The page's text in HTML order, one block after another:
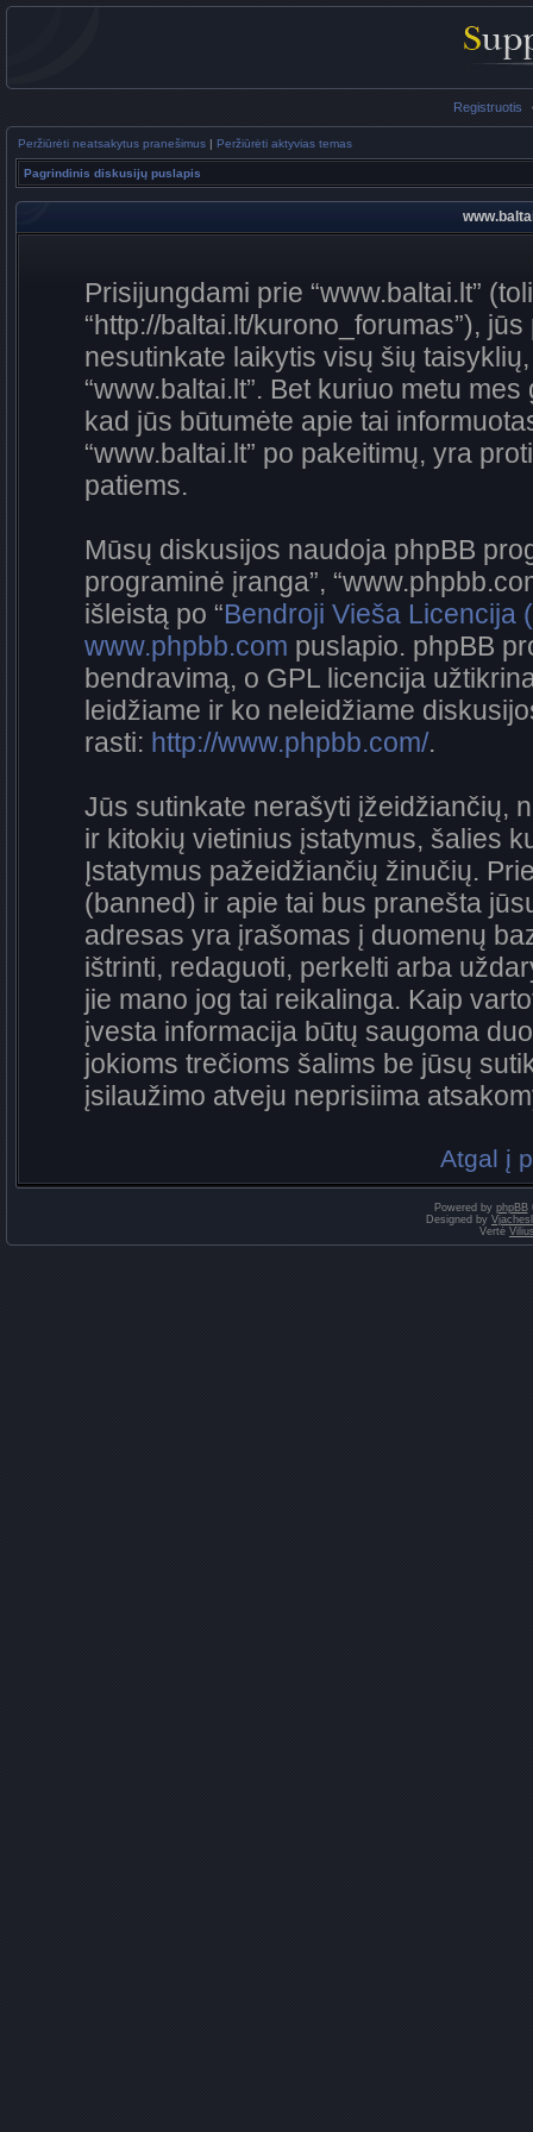
Registruotis
Peržiūrėti neatsakytus pranešimus | Peržiūrėti aktyvias temas
Pagrindinis diskusijų puslapis
Prisijungdami prie “www.baltai.lt”
“http://baltai.lt/kurono_forumas”),
nesutinkate laikytis visų šių
“www.baltai.lt”. Bet kuriuo metu
kad jūs būtumėte apie tai
“www.baltai.lt” po pakeitimų, yra
patiems.
Mūsų diskusijos naudoja phpBB
programinė įranga”,
išleistą po “Bendroji Vieša Licencija
www.phpbb.com puslapio. phpBB
bendravimą, o GPL licencija
leidžiame ir ko neleidžiame
rasti: http://www.phpbb.com/.
Jūs sutinkate nerašyti įžeidžiančių,
ir kitokių vietinius įstatymus, šalies
Įstatymus pažeidžiančių žinučių.
(banned) ir apie tai bus pranešta
adresas yra įrašomas į duomenų
ištrinti, redaguoti, perkelti arba
jie mano jog tai reikalinga. Kaip
įvesta informacija būtų saugoma
jokioms trečioms šalims be jūsų
įsilaužimo atveju neprisiima
Atgal į
Powered by phpBB
Designed by
Vertė